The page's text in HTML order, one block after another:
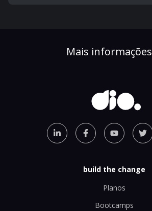
Mais informações
build the change
Planos
Bootcamps